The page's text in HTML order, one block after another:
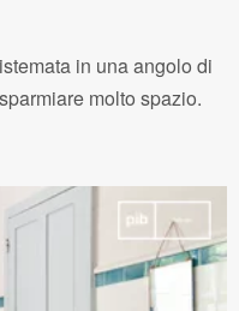
in una angolo di
molto spazio.